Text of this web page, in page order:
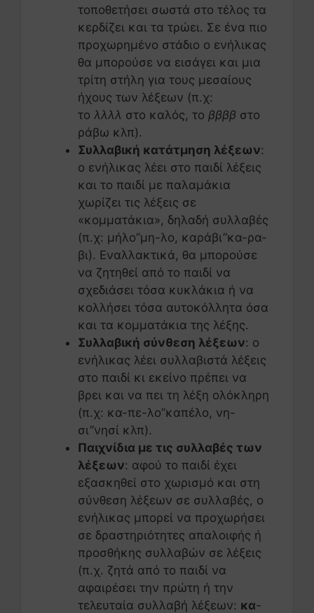
τοποθετήσει σωστά στο τέλος τα
κερδίζει και τα τρώει. Σε ένα πιο
προχωρημένο στάδιο ο ενήλικας
θα μπορούσε να εισάγει και μια
τρίτη στήλη για τους μεσαίους
ήχους των λέξεων (π.χ:
το λλλλ στο καλός, το ββββ στο
ράβω κλπ).
Συλλαβική κατάτμηση λέξεων:
ο ενήλικας λέει στο παιδί λέξεις
και το παιδί με παλαμάκια
χωρίζει τις λέξεις σε
«κομματάκια», δηλαδή συλλαβές
(π.χ: μήλο”μη-λο, καράβι”κα-ρα-
βι). Εναλλακτικά, θα μπορούσε
να ζητηθεί από το παιδί να
σχεδιάσει τόσα κυκλάκια ή να
κολλήσει τόσα αυτοκόλλητα όσα
και τα κομματάκια της λέξης.
Συλλαβική σύνθεση λέξεων: ο
ενήλικας λέει συλλαβιστά λέξεις
στο παιδί κι εκείνο πρέπει να
βρει και να πει τη λέξη ολόκληρη
(π.χ: κα-πε-λο”καπέλο, νη-
σι”νησί κλπ).
Παιχνίδια με τις συλλαβές των
λέξεων: αφού το παιδί έχει
εξασκηθεί στο χωρισμό και στη
σύνθεση λέξεων σε συλλαβές, ο
ενήλικας μπορεί να προχωρήσει
σε δραστηριότητες απαλοιφής ή
προσθήκης συλλαβών σε λέξεις
(π.χ. ζητά από το παιδί να
αφαιρέσει την πρώτη ή την
τελευταία συλλαβή λέξεων: κα-